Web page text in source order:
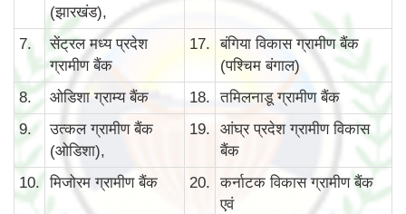
(झारखंड),
7.
सेंट्रल मध्य प्रदेश
ग्रामीण बैंक
17.
बंगिया विकास ग्रामीण बैंक
(पश्चिम बंगाल)
8.
ओडिशा ग्राम्य बैंक 18.
तमिलनाडू ग्रामीण बैंक
9.
उत्कल ग्रामीण बैंक
(ओडिशा),
19.
आंघ्र प्रदेश ग्रामीण विकास
बैंक
10.
मिजोरम ग्रामीण बैंक 20.
कर्नाटक विकास ग्रामीण बैंक
एवं